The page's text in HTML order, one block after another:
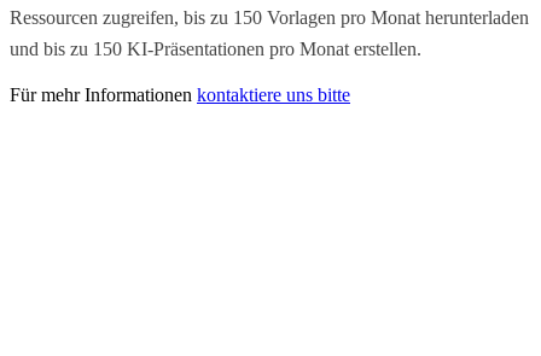
Ressourcen zugreifen, bis zu 150 Vorlagen pro Monat herunterladen
und bis zu 150 KI-Präsentationen pro Monat erstellen.
Für mehr Informationen kontaktiere uns bitte